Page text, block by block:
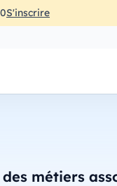
S'inscrire
métiers